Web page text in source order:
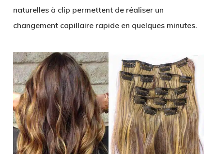
naturelles à clip permettent de réaliser un
changement capillaire rapide en quelques minutes.